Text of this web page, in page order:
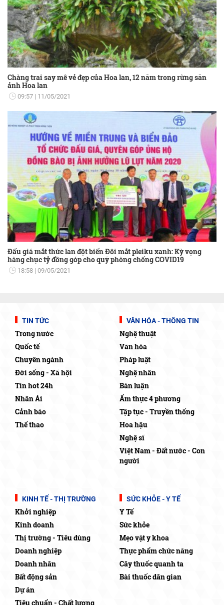
Chàng trai say mê vẻ đẹp của Hoa lan, 12 năm trong rừng săn
ảnh Hoa lan
09:57 11/05/2021
Đấu giá mắt thức lan đột biến Đôi mắt pleiku xanh: Kỳ vọng
hàng chục tỷ đồng góp cho quỹ phòng chống COVID19
18:58 09/05/2021
TIN TỨC
Trong nước
Quốc tế
Chuyên ngành
Đời sống - Xã hội
Tin hot 24h
Nhân Ái
Cảnh báo
Thể thao
VĂN HÓA - THÔNG TIN
Nghệ thuật
Văn hóa
Pháp luật
Nghệ nhân
Bàn luận
Ẩm thực 4 phương
Tập tục - Truyền thống
Hoa hậu
Nghệ sĩ
Việt Nam - Đất nước - Con
người
KINH TẾ - THỊ TRƯỜNG
Khởi nghiệp
Kinh doanh
Thị trường - Tiêu dùng
Doanh nghiệp
Doanh nhân
Bất động sản
Dự án
Tiêu chuẩn - Chất lượng
SỨC KHỎE - Y TẾ
Y Tế
Sức khỏe
Mẹo vặt y khoa
Thực phẩm chức năng
Cây thuốc quanh ta
Bài thuốc dân gian